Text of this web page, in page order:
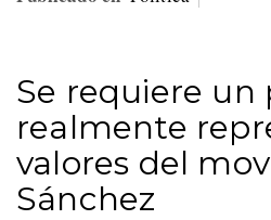
Se requiere un
realmente
valores del
Sánchez